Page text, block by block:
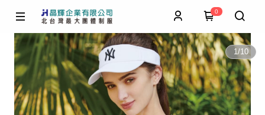
0
1/10